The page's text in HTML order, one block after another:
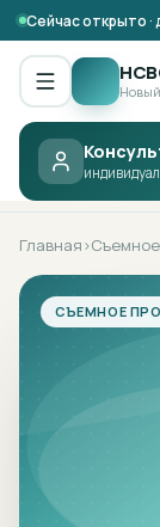
Сейчас открыто ·
Новый
НСВС
Главная›
СЪЕМНОЕ